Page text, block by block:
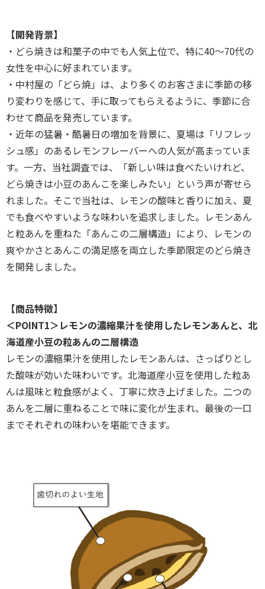
【開発背景】
・どら焼きは和菓子の中でも人気上位で、特に40～70代の
女性を中心に好まれています。
・中村屋の「どら焼」は、より多くのお客さまに季節の移
り変わりを感じて、⼿に取ってもらえるように、季節に合
わせて商品を発売しています。
・近年の猛暑・酷暑日の増加を背景に、夏場は「リフレッ
シュ感」のあるレモンフレーバーへの人気が高まっていま
す。一方、当社調査では、「新しい味は食べたいけれど、
どら焼きは小豆のあんこを楽しみたい」という声が寄せら
れました。そこで当社は、レモンの酸味と香りに加え、夏
でも食べやすいような味わいを追求しました。レモンあん
と粒あんを重ねた「あんこの二層構造」により、レモンの
爽やかさとあんこの満足感を両⽴した季節限定のどら焼き
を開発しました。
【商品特徴】
＜POINT1＞レモンの濃縮果汁を使用したレモンあんと、北
海道産小豆の粒あんの二層構造
レモンの濃縮果汁を使用したレモンあんは、さっぱりとし
た酸味が効いた味わいです。北海道産小豆を使用した粒あ
んは風味と粒食感がよく、丁寧に炊き上げました。二つの
あんを二層に重ねることで味に変化が生まれ、最後の一口
までそれぞれの味わいを堪能できます。